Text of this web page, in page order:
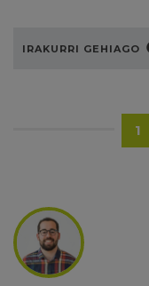
IRAKURRI GEHIAGO
1